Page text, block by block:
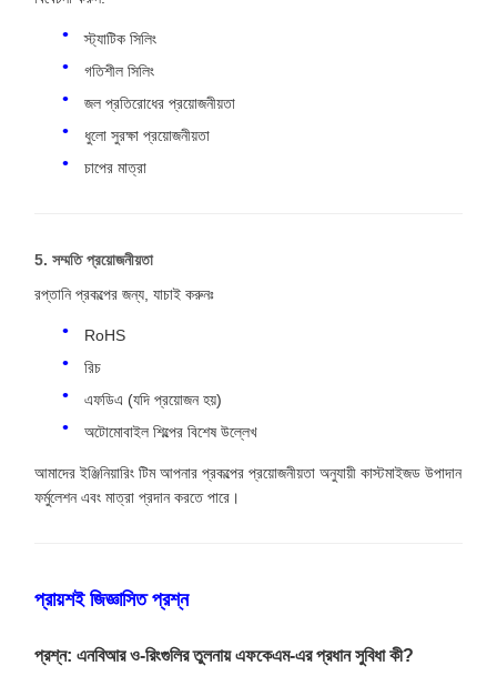
স্ট্যাটিক সিলিং
গতিশীল সিলিং
জল প্রতিরোধের প্রয়োজনীয়তা
ধুলো সুরক্ষা প্রয়োজনীয়তা
চাপের মাত্রা
5. সম্মতি প্রয়োজনীয়তা
রপ্তানি প্রকল্পের জন্য, যাচাই করুনঃ
RoHS
রিচ
এফডিএ (যদি প্রয়োজন হয়)
অটোমোবাইল শিল্পের বিশেষ উল্লেখ
আমাদের ইঞ্জিনিয়ারিং টিম আপনার প্রকল্পের প্রয়োজনীয়তা অনুযায়ী কাস্টমাইজড উপাদান
ফর্মুলেশন এবং মাত্রা প্রদান করতে পারে।
প্রায়শই জিজ্ঞাসিত প্রশ্ন
প্রশ্ন: এনবিআর ও-রিংগুলির তুলনায় এফকেএম-এর প্রধান সুবিধা কী?